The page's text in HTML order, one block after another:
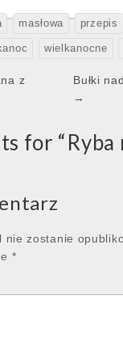
masłowa przepis
wielkanocne
z
Bułki
→
for “Ryba
zostanie
*